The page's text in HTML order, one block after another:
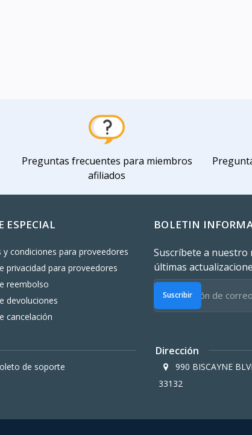
Preguntas frecuentes para miembros
afiliados
ESPECIAL
y condiciones para proveedores
privacidad para proveedores
reembolso
devoluciones
cancelación
BOLETIN
Suscríbete a nuestro
últimas
Suscribir
de soporte
Dirección
990 BISCAYNE
33132